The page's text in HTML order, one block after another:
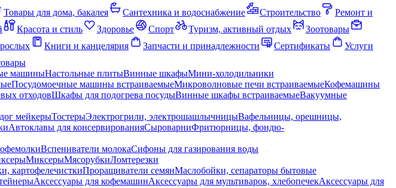
Товары для дома, бакалея Сантехника и водоснабжение Строительство
Ремонт и
Красота и стиль Здоровье Спорт Туризм, активный отдых
Зоотовары
Книги и канцелярия Запчасти и принадлежности Сертификаты
Услуги
машиныНастольные плитыВинные шкафыМини-холодильники
Посудомоечные машины встраиваемыеМикроволновые печи встраиваемыеКофемашины
отходовШкафы для подогрева посудыВинные шкафы встраиваемыеВакуумные
мейкерыТостерыЭлектрогрили, электрошашлычницыВафельницы, орешницы,
Автоклавы для консервированияСыроварниФритюрницы, фондю-
Вспениватели молокаСифоны для газирования воды
МиксерыМясорубкиЛомтерезки
картофелечисткиПроращиватели семянМаслобойки, сепараторы бытовые
Аксессуары для кофемашинАксессуары для мультиварок, хлебопечекАксессуары для